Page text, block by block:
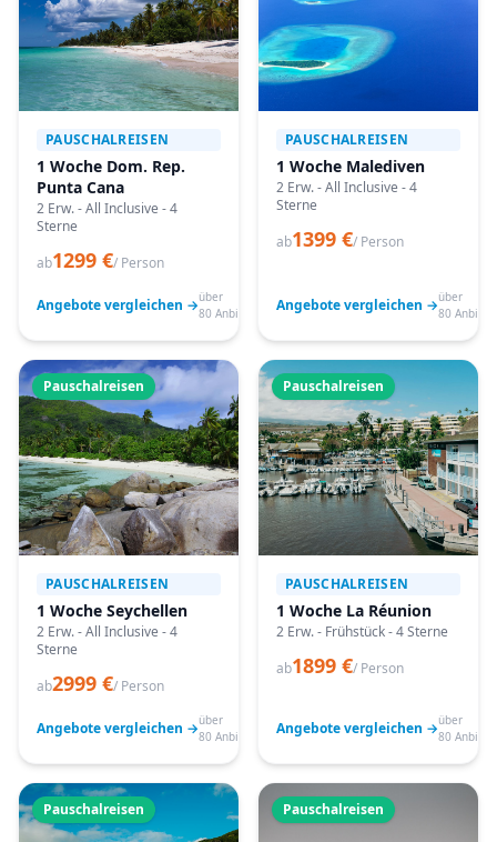
PAUSCHALREISEN
1 Woche Dom. Rep.
Punta Cana
2 Erw. - All Inclusive - 4
Sterne
ab1299 €/ Person
Angebote vergleichen →über
80 Anbieter
PAUSCHALREISEN
1 Woche Malediven
2 Erw. - All Inclusive - 4
Sterne
ab1399 €/ Person
Angebote vergleichen →über
80
Pauschalreisen
PAUSCHALREISEN
1 Woche Seychellen
2 Erw. - All Inclusive - 4
Sterne
ab2999 €/ Person
Angebote vergleichen →über
80 Anbieter
Pauschalreisen
PAUSCHALREISEN
1 Woche La Réunion
2 Erw. - Frühstück - 4 Sterne
ab1899 €/ Person
Angebote vergleichen →über
80
Pauschalreisen Pauschalreisen